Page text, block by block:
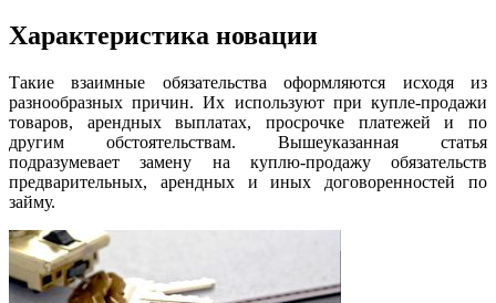
Характеристика новации
Такие взаимные обязательства оформляются исходя из
разнообразных причин. Их используют при купле-продажи
товаров, арендных выплатах, просрочке платежей и по
другим обстоятельствам. Вышеуказанная статья
подразумевает замену на куплю-продажу обязательств
предварительных, арендных и иных договоренностей по
займу.